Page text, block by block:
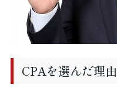
CPAを選んだ理由